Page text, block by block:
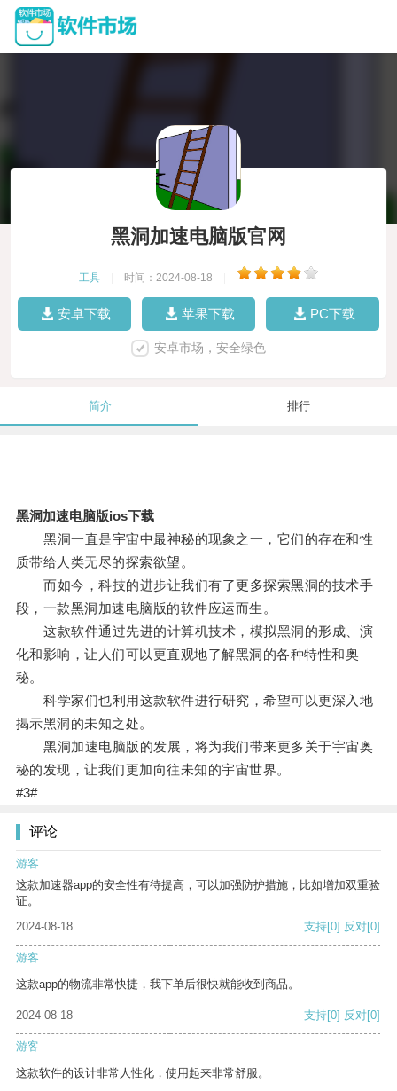
黑洞加速电脑版官网
工具 时间：2024-08-18
安卓下载 苹果下载 PC下载
安卓市场，安全绿色
简介 排行
黑洞加速电脑版ios下载
黑洞一直是宇宙中最神秘的现象之一，它们的存在和性
质带给人类无尽的探索欲望。
而如今，科技的进步让我们有了更多探索黑洞的技术手
段，一款黑洞加速电脑版的软件应运而生。
这款软件通过先进的计算机技术，模拟黑洞的形成、演
化和影响，让人们可以更直观地了解黑洞的各种特性和奥
秘。
科学家们也利用这款软件进行研究，希望可以更深入地
揭示黑洞的未知之处。
黑洞加速电脑版的发展，将为我们带来更多关于宇宙奥
秘的发现，让我们更加向往未知的宇宙世界。
#3#
评论
游客
这款加速器app的安全性有待提高，可以加强防护措施，比如增加双重验
证。
2024-08-18
支持[0] 反对[0]
游客
这款app的物流非常快捷，我下单后很快就能收到商品。
2024-08-18 支持[0] 反对[0]
游客
这款软件的设计非常人性化，使用起来非常舒服。